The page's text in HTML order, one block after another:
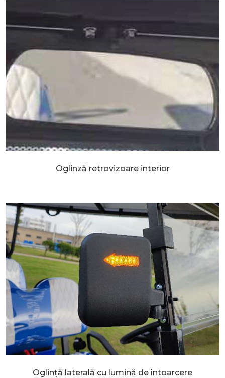
Oglinză retrovizoare interior
Oglință laterală cu lumină de întoarcere